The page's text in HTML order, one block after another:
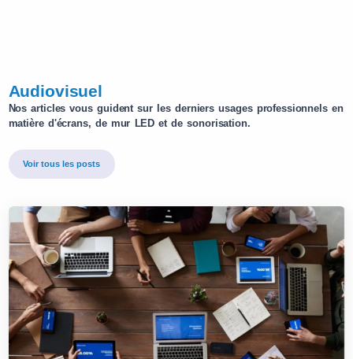
Audiovisuel
Nos articles vous guident sur les derniers usages professionnels en
matière d'écrans, de mur LED et de sonorisation.
Voir tous les posts